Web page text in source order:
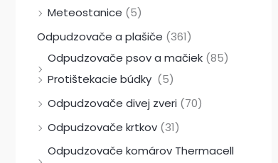
Meteostanice (5)
Odpudzovače a plašiče (361)
Odpudzovače psov a mačiek (85)
Protištekacie búdky (5)
Odpudzovače divej zveri (70)
Odpudzovače krtkov (31)
Odpudzovače komárov Thermacell